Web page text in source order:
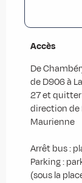
Accès
Accès
De
de D906 à
27 et quitter
direction de
Maurienne
Arrêt bus :
Parking :
(sous la